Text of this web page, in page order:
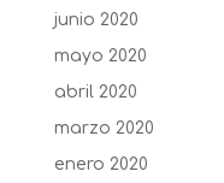
junio 2020
mayo 2020
abril 2020
marzo 2020
enero 2020